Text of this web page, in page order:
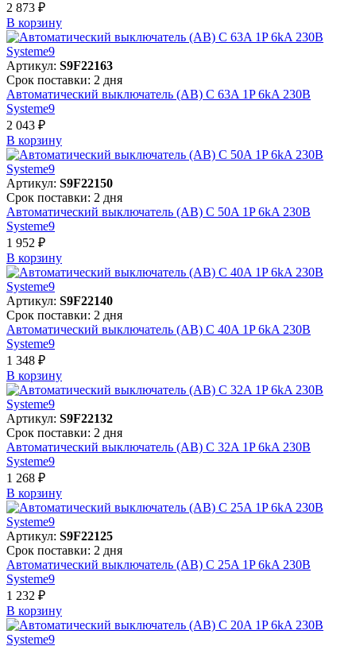
2 873 ₽
В корзинy
Артикул: S9F22163
Срок поставки: 2 дня
Автоматический выключатель (АВ) C 63A 1P 6kA 230В
Systeme9
2 043 ₽
В корзинy
Артикул: S9F22150
Срок поставки: 2 дня
Автоматический выключатель (АВ) C 50A 1P 6kA 230В
Systeme9
1 952 ₽
В корзинy
Артикул: S9F22140
Срок поставки: 2 дня
Автоматический выключатель (АВ) C 40A 1P 6kA 230В
Systeme9
1 348 ₽
В корзинy
Артикул: S9F22132
Срок поставки: 2 дня
Автоматический выключатель (АВ) C 32A 1P 6kA 230В
Systeme9
1 268 ₽
В корзинy
Артикул: S9F22125
Срок поставки: 2 дня
Автоматический выключатель (АВ) C 25A 1P 6kA 230В
Systeme9
1 232 ₽
В корзинy